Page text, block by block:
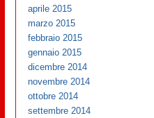
aprile 2015
marzo 2015
febbraio 2015
gennaio 2015
dicembre 2014
novembre 2014
ottobre 2014
settembre 2014